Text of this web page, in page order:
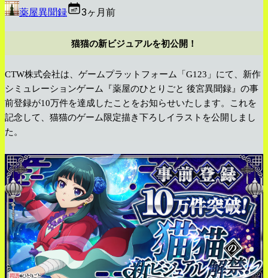
薬屋異聞録 3ヶ月前
猫猫の新ビジュアルを初公開！
CTW株式会社は、ゲームプラットフォーム「G123」にて、新作
シミュレーションゲーム『薬屋のひとりごと 後宮異聞録』の事
前登録が10万件を達成したことをお知らせいたします。これを
記念して、猫猫のゲーム限定描き下ろしイラストを公開しまし
た。